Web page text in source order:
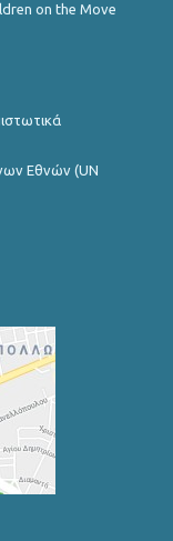
on the Move
Εθνών (UN